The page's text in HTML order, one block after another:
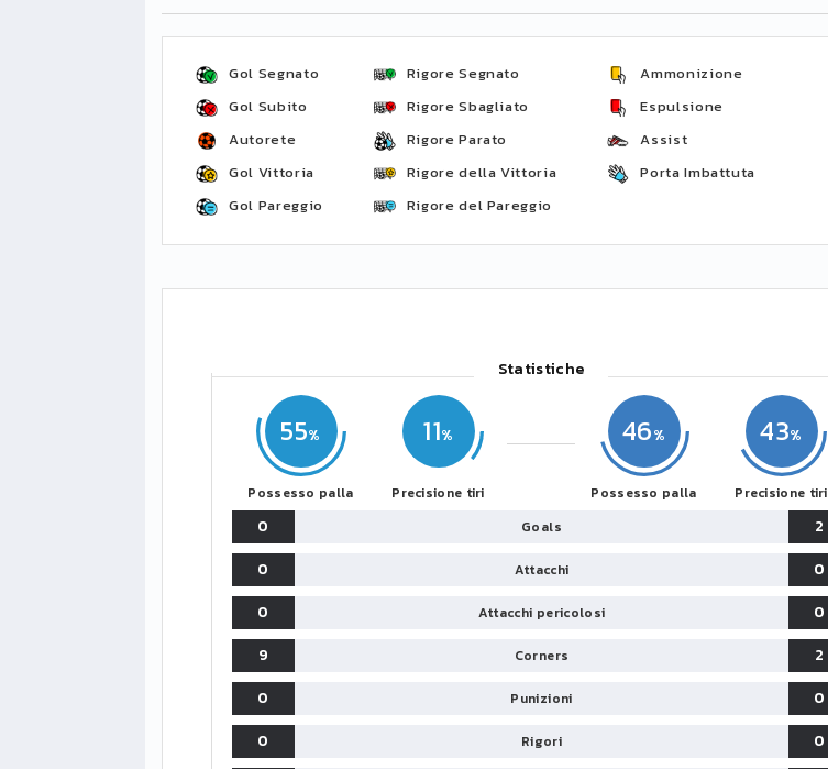
Gol Segnato
Gol Subito
Autorete
Gol Vittoria
Gol Pareggio
Rigore Segnato
Rigore Sbagliato
Rigore Parato
Rigore della Vittoria
Rigore del Pareggio
Ammonizione
Espulsione
Assist
Porta Imbattuta
Statistiche
55
Possesso palla
11
Precisione tiri
46
Possesso palla
43
Precisione tiri
0 Goals
2
0
Attacchi
0
0
Attacchi pericolosi
0
9
Corners
2
0
Punizioni
0
0
Rigori
0